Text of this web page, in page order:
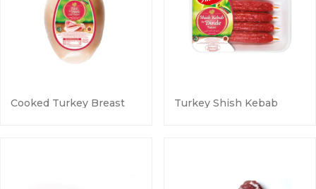
Cooked Turkey Breast Turkey Shish Kebab